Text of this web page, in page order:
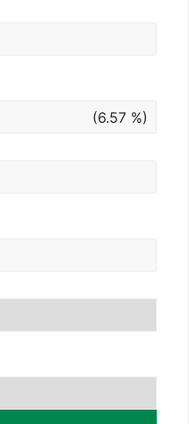
(6.57 %)